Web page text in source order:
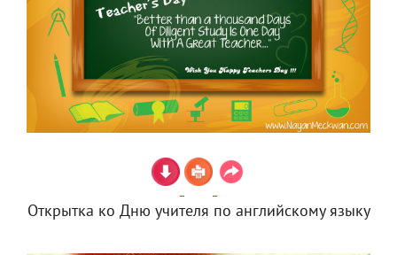
Открытка ко Дню учителя по английскому языку